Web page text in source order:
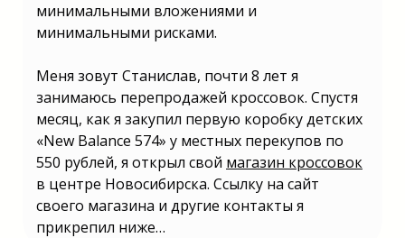
минимальными вложениями и
минимальными рисками.
Меня зовут Станислав, почти 8 лет я
занимаюсь перепродажей кроссовок. Спустя
месяц, как я закупил первую коробку детских
«New Balance 574» у местных перекупов по
550 рублей, я открыл свой магазин кроссовок
в центре Новосибирска. Ссылку на сайт
своего магазина и другие контакты я
прикрепил ниже…